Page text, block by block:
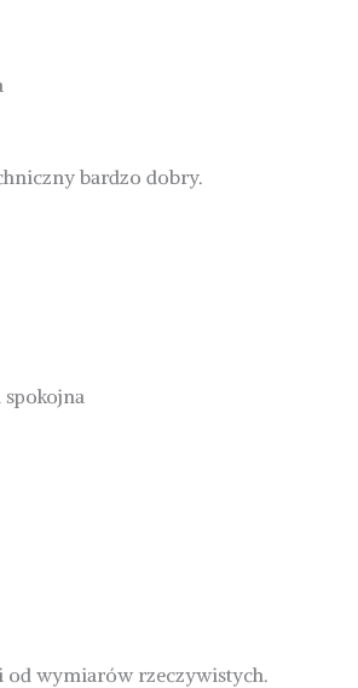
bardzo dobry.
spokojna
od wymiarów rzeczywistych.